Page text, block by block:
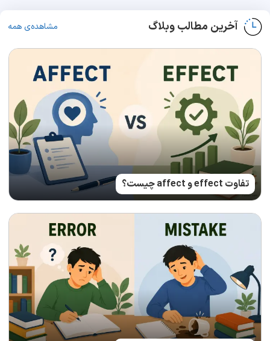
آخرین مطالب وبلاگ مشاهده‌ی همه
تفاوت effect و affect چیست؟